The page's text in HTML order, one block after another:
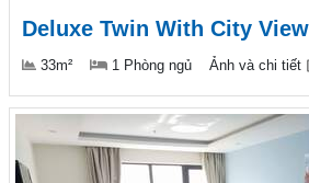
Deluxe Twin With City
33m² 1 Phòng ngủ Ảnh và chi tiết